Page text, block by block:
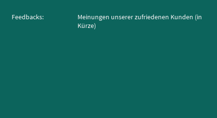
Feedbacks:
Meinungen unserer zufriedenen Kunden (in
Kürze)